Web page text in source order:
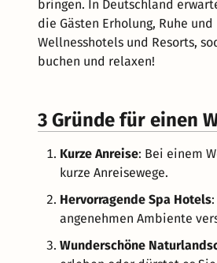
bringen. In Deutschland
die Gästen Erholung, Ruhe
Wellnesshotels und Resorts,
buchen und relaxen!
3 Gründe für einen
Kurze Anreise: Bei einem
kurze Anreisewege.
Hervorragende Spa Hotels
angenehmen Ambiente
Wunderschöne